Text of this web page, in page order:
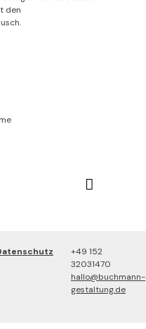
den
+49 152
32031470
hallo@buchmann-
gestaltung.de